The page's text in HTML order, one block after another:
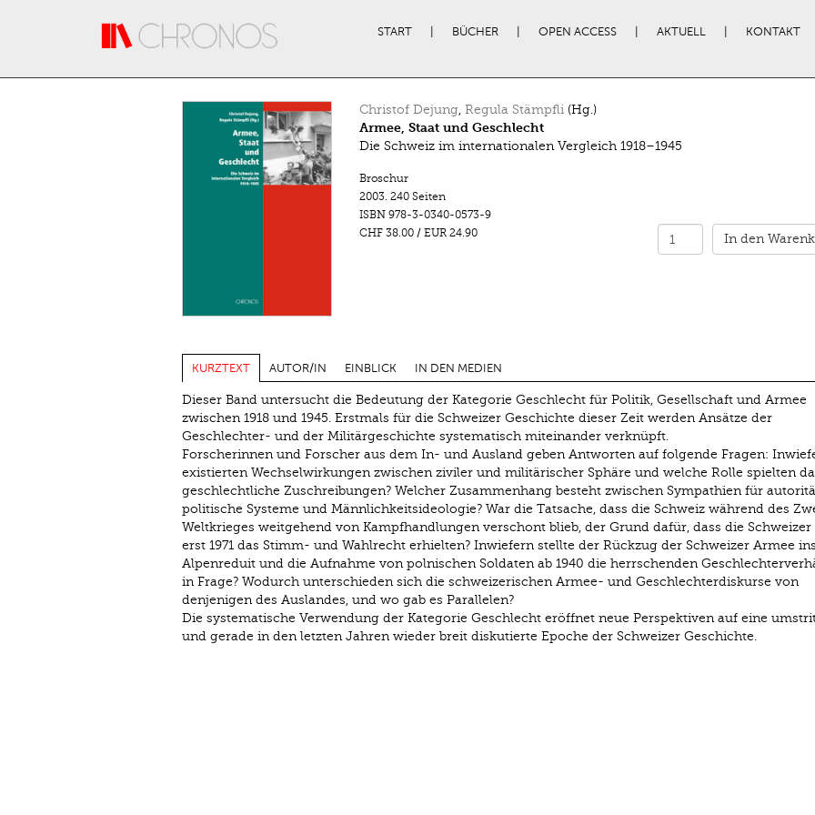
START BÜCHER OPEN ACCESS AKTUELL KONTAKT
Christof Dejung, Regula Stämpfli(Hg.)
Armee, Staat und Geschlecht
Die Schweiz im internationalen Vergleich 1918–1945
Broschur
2003. 240 Seiten
ISBN 978-3-0340-0573-9
CHF 38.00/ EUR 24.90 In den
KURZTEXT AUTOR/IN EINBLICK IN DEN MEDIEN
Dieser Band untersucht die Bedeutung der Kategorie Geschlecht für Politik, Gesellschaft und Armee
zwischen 1918 und 1945. Erstmals für die Schweizer Geschichte dieser Zeit werden Ansätze der
Geschlechter- und der Militärgeschichte systematisch miteinander verknüpft.
Forscherinnen und Forscher aus dem In- und Ausland geben Antworten auf folgende Fragen:
existierten Wechselwirkungen zwischen ziviler und militärischer Sphäre und welche Rolle spielten
geschlechtliche Zuschreibungen? Welcher Zusammenhang besteht zwischen Sympathien für
politische Systeme und Männlichkeitsideologie? War die Tatsache, dass die Schweiz während des
Weltkrieges weitgehend von Kampfhandlungen verschont blieb, der Grund dafür, dass die Schweizer
erst 1971 das Stimm- und Wahlrecht erhielten? Inwiefern stellte der Rückzug der Schweizer Armee ins
Alpenreduit und die Aufnahme von polnischen Soldaten ab 1940 die herrschenden
in Frage? Wodurch unterschieden sich die schweizerischen Armee- und Geschlechterdiskurse von
denjenigen des Auslandes, und wo gab es Parallelen?
Die systematische Verwendung der Kategorie Geschlecht eröffnet neue Perspektiven auf eine
und gerade in den letzten Jahren wieder breit diskutierte Epoche der Schweizer Geschichte.